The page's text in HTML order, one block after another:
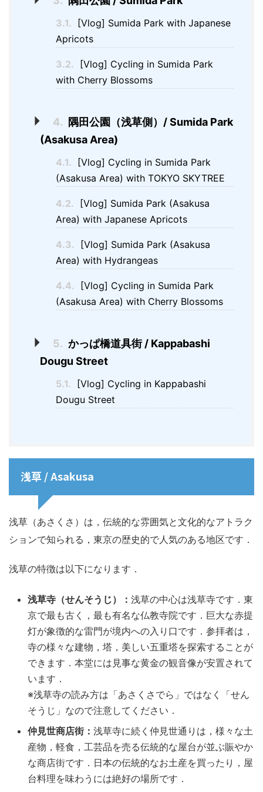
3.1. [Vlog] Sumida Park with Japanese
Apricots
3.2. [Vlog] Cycling in Sumida Park
with Cherry Blossoms
4. 隅田公園（浅草側）/ Sumida Park
(Asakusa Area)
4.1. [Vlog] Cycling in Sumida Park
(Asakusa Area) with TOKYO SKYTREE
4.2. [Vlog] Sumida Park (Asakusa
Area) with Japanese Apricots
4.3. [Vlog] Sumida Park (Asakusa
Area) with Hydrangeas
4.4. [Vlog] Cycling in Sumida Park
(Asakusa Area) with Cherry Blossoms
5. かっぱ橋道具街 / Kappabashi
Dougu Street
5.1. [Vlog] Cycling in Kappabashi
Dougu Street
浅草 / Asakusa
浅草（あさくさ）は，伝統的な雰囲気と文化的なアトラク
ションで知られる，東京の歴史的で人気のある地区です．
浅草の特徴は以下になります．
浅草寺（せんそうじ）： 浅草の中心は浅草寺です．東
京で最も古く，最も有名な仏教寺院です．巨大な赤提
灯が象徴的な雷門が境内への入り口です．参拝者は，
寺の様々な建物，塔，美しい五重塔を探索することが
できます．本堂には見事な黄金の観音像が安置されて
います．
※浅草寺の読み方は「あさくさでら」ではなく「せん
そうじ」なので注意してください．
仲見世商店街： 浅草寺に続く仲見世通りは，様々な土
産物，軽食，工芸品を売る伝統的な屋台が並ぶ賑やか
な商店街です．日本の伝統的なお土産を買ったり，屋
台料理を味わうには絶好の場所です．